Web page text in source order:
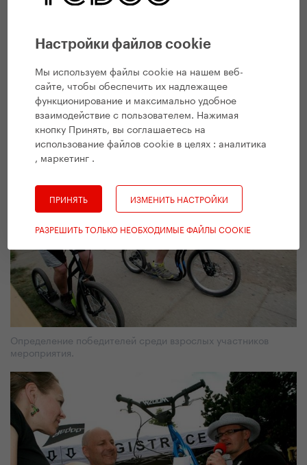
Настройки файлов cookie
Мы используем файлы cookie на нашем веб-
сайте, чтобы обеспечить их надлежащее
функционирование и максимально удобное
взаимодействие с пользователем. Нажимая
кнопку Принять, вы соглашаетесь на
использование файлов cookie в целях :аналитика
, маркетинг .
ПРИНЯТЬ ИЗМЕНИТЬ НАСТРОЙКИ
РАЗРЕШИТЬ ТОЛЬКО НЕОБХОДИМЫЕ ФАЙЛЫ COOKIE
Винные подвалы в Vrbice славятся своими великолепными
каменными сводами и готическими арками.
Определение победителей среди взрослых участников
мероприятия.